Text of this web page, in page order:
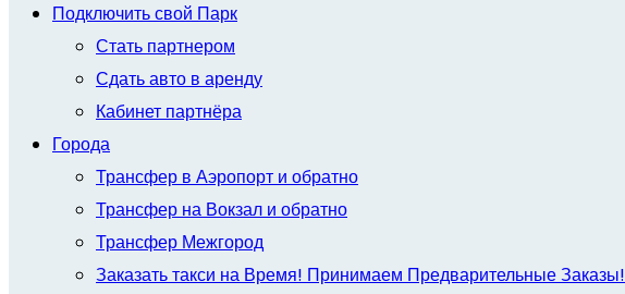
Подключить свой Парк
Стать партнером
Сдать авто в аренду
Кабинет партнёра
Города
Трансфер в Аэропорт и обратно
Трансфер на Вокзал и обратно
Трансфер Межгород
Заказать такси на Время! Принимаем Предварительные Заказы!